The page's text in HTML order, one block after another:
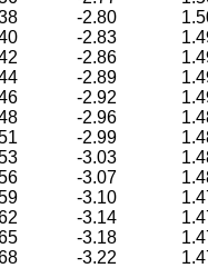
-2.80
-2.83
-2.86
-2.89
-2.92
-2.96
-2.99
-3.03
-3.07
-3.10
-3.14
-3.18
-3.22